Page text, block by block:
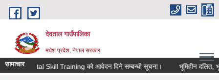
Skip to main content
देवताल गाउँपालिका
मधेश प्रदेश, नेपाल सरकार
सामाचार
द्वारा Digital Skill Training को आवेदन दिने सम्बन्धी सूचना। भूमिहीन दलित,